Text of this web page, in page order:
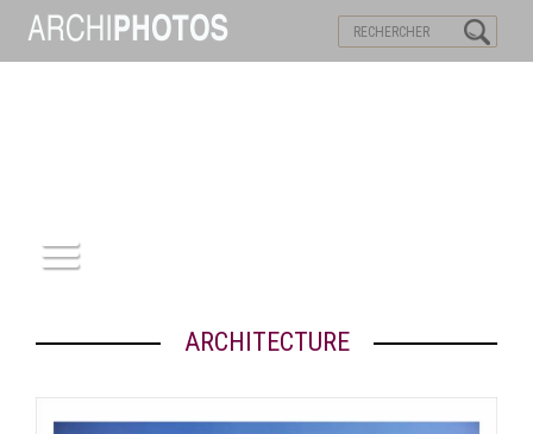
PATRIMOINE
ARCHITECTURE